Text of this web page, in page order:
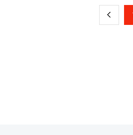
长。必须接受新技术，开拓新市场。
在设计未来金融。他最终想要构建的，
万亿韩元。在国内资产管理公司中，能
注。未来资产的全球ETF资产已突破
引外部专家，并扩大投资金融组织。重
利润1419亿韩元，净利润2239亿韩元
决定收购Dunamu的6.55%股份，金额
读为抢占未来数字金融生态系统流通基础设施的举措。 尤其是国会正在讨论的数字
上